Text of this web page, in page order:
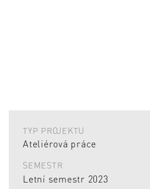
TYP PROJEKTU
Ateliérová práce
SEMESTR
Letní semestr 2023